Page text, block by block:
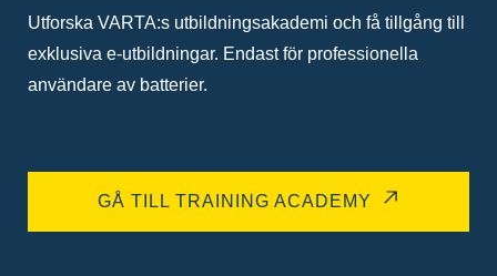
Utforska VARTA:s utbildningsakademi och få tillgång till
exklusiva e-utbildningar. Endast för professionella
användare av batterier.
GÅ TILL TRAINING ACADEMY